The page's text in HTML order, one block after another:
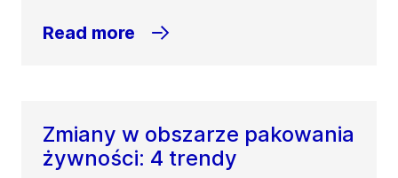
Read more
Zmiany w obszarze pakowania
żywności: 4 trendy